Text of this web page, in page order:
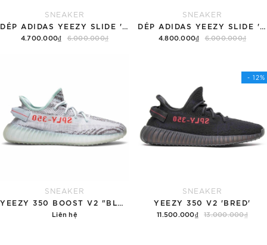
SNEAKER
DÉP ADIDAS YEEZY SLIDE 'BLACK'
4.700.000₫ 6.000.000₫
SNEAKER
DÉP ADIDAS YEEZY SLIDE 'PURE' 2022
4.800.000₫ 6.000.000₫
SNEAKER
YEEZY 350 BOOST V2 "BLUE TINT"
Liên hệ
- 12%
SNEAKER
YEEZY 350 V2 'BRED'
11.500.000₫ 13.000.000₫